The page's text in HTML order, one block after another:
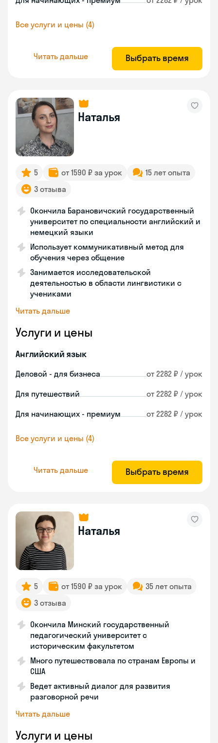
Все услуги и цены (4)
Читать дальше Выбрать время
Наталья
5 от 1590 ₽ за урок
15 лет опыта
3 отзыва
Окончила Барановичский государственный
университет по специальности английский и
немецкий языки
Использует коммуникативный метод для
обучения через общение
Занимается исследовательской
деятельностью в области лингвистики с
учениками
Читать дальше
Услуги и цены
Английский язык
Деловой - для бизнеса от 2282 ₽ / урок
Для путешествий от 2282 ₽ / урок
Для начинающих - премиум от 2282 ₽ / урок
Все услуги и цены (4)
Читать дальше Выбрать время
Наталья
5 от 1590 ₽ за урок
35 лет опыта
3 отзыва
Окончила Минский государственный
педагогический университет с
историческим факультетом
Много путешествовала по странам Европы и
США
Ведет активный диалог для развития
разговорной речи
Читать дальше
Услуги и цены